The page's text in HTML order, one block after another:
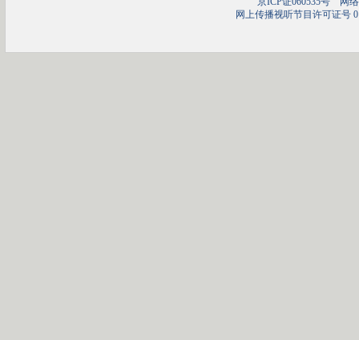
网上传播视听节目许可证号